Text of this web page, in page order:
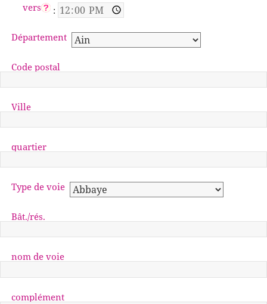
vers :
Département
Code postal
Ville
quartier
Type de voie
Bât./rés.
nom de voie
complément